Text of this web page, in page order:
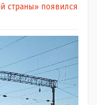
страны» появился